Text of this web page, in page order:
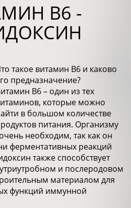
В6 -
такое витамин В6 и каково
предназначение?
В6 – один из тех
которые можно
в большом количестве
питания. Организму
необходим, так как он
ферментативных реакций
также способствует
и послеродовом
материалом для
функций иммунной